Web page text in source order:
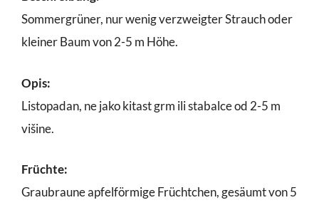
Sommergrüner, nur wenig verzweigter Strauch oder
kleiner Baum von 2-5 m Höhe.
Opis:
Listopadan, ne jako kitast grm ili stabalce od 2-5 m
višine.
Früchte:
Graubraune apfelförmige Früchtchen, gesäumt von 5